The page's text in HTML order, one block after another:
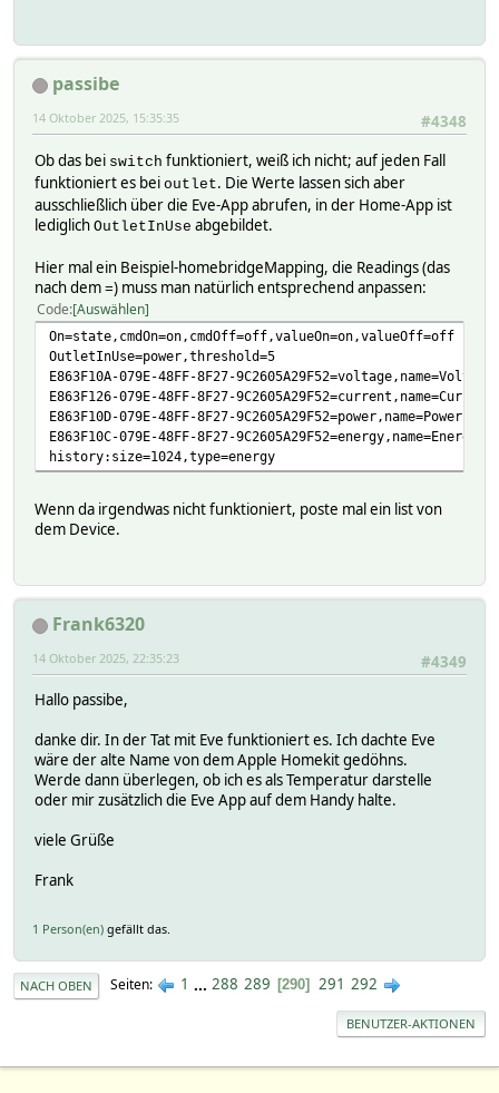
passibe
#4348
14 Oktober 2025, 15:35:35
Ob das bei switch funktioniert, weiß ich nicht; auf jeden Fall
funktioniert es bei outlet. Die Werte lassen sich aber
ausschließlich über die Eve-App abrufen, in der Home-App ist
lediglich OutletInUse abgebildet.
Hier mal ein Beispiel-homebridgeMapping, die Readings (das
nach dem =) muss man natürlich entsprechend anpassen:
Code Auswählen
On=state,cmdOn=on,cmdOff=off,valueOn=on,valueOff=off
OutletInUse=power,threshold=5
E863F10A-079E-48FF-8F27-
E863F126-079E-48FF-8F27-
E863F10D-079E-48FF-8F27-
E863F10C-079E-48FF-8F27-
history:size=1024,type=energy
Wenn da irgendwas nicht funktioniert, poste mal ein list von
dem Device.
Frank6320
#4349
14 Oktober 2025, 22:35:23
Hallo passibe,
danke dir. In der Tat mit Eve funktioniert es. Ich dachte Eve
wäre der alte Name von dem Apple Homekit gedöhns.
Werde dann überlegen, ob ich es als Temperatur darstelle
oder mir zusätzlich die Eve App auf dem Handy halte.
viele Grüße
Frank
1 Person(en) gefällt das.
NACH OBEN Seiten 1 ... 288 289 290 291 292
BENUTZER-AKTIONEN